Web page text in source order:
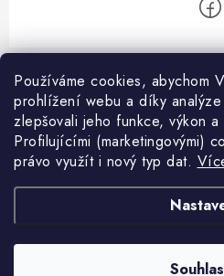
Používáme cookies, abychom
prohlížení webu a díky
zlepšovali jeho funkce, výkon
Profilujícími (marketingovými)
právo využít i nový typ dat.
Z
Informace pro vás
Kontakty
Jak nakupovat
Podmínky ochrany osobních údajů
Facebook
Přijímáme online platby
Vytvořil
Copyright 2026VANITY.cz.